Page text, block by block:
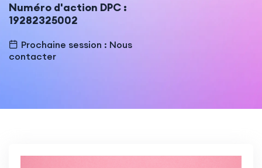
Numéro d'action DPC :
19282325002
Prochaine session : Nous
contacter